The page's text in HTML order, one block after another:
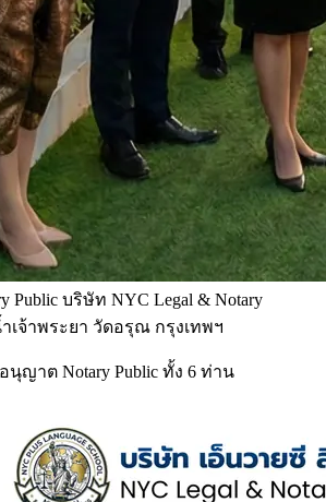
Public บริษัท NYC Legal & Notary
เจ้าพระยา วัดอรุณ กรุงเทพฯ
นุญาต Notary Public ทั้ง 6 ท่าน